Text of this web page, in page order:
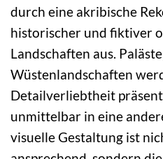
durch eine akribische
historischer und fiktiver
Landschaften aus.
Wüstenlandschaften
Detailverliebtheit
unmittelbar in eine
visuelle Gestaltung ist